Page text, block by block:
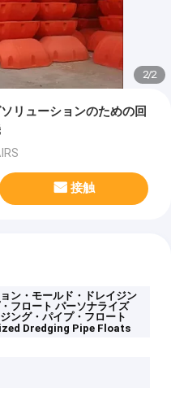
2/2
リューションのための回
接触
ン・モールド・ドレイジン
フロート パーソナライズ
ング・パイプ・フロート
Dredging Pipe Floats